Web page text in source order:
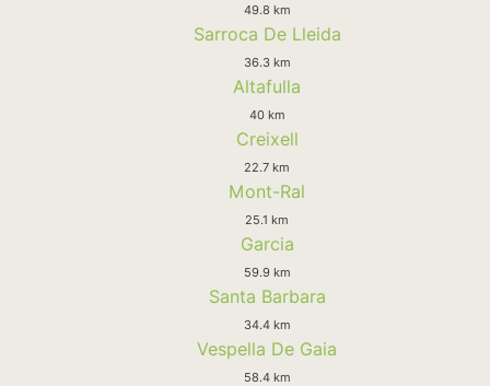
49.8 km
Sarroca De Lleida
36.3 km
Altafulla
40 km
Creixell
22.7 km
Mont-Ral
25.1 km
Garcia
59.9 km
Santa Barbara
34.4 km
Vespella De Gaia
58.4 km